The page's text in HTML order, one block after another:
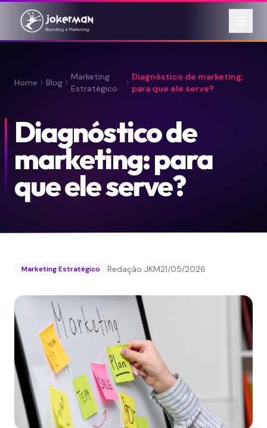
Home Blog
Marketing
Estratégico
Diagnóstico de marketing:
para que ele serve?
Diagnóstico de
marketing: para
que ele serve?
Marketing Estratégico Redação JKM21/05/2026